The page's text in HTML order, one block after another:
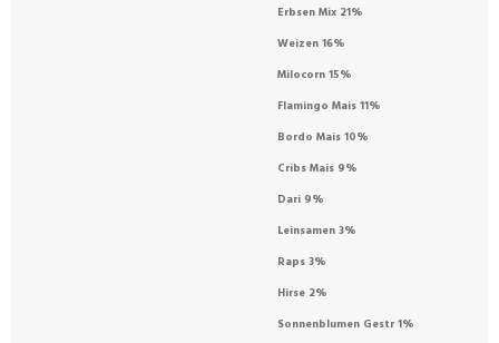
Erbsen Mix 21%
Weizen 16%
Milocorn 15%
Flamingo Mais 11%
Bordo Mais 10%
Cribs Mais 9%
Dari 9%
Leinsamen 3%
Raps 3%
Hirse 2%
Sonnenblumen Gestr 1%